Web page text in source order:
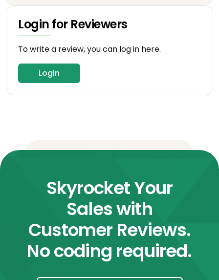
Login for Reviewers
To write a review, you can log in here.
Login
Skyrocket Your
Sales with
Customer Reviews.
No coding required.